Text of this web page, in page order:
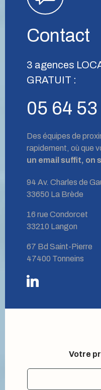
Contact
3 agences
GRATUIT :
05 64
Des équipes de
rapidement, où que
un email suffit, on
94 Av. Charles de
33650 La Brède
16 rue Condorcet
33210 Langon
67 Bd Saint-Pierre
47400 Tonneins
Votre